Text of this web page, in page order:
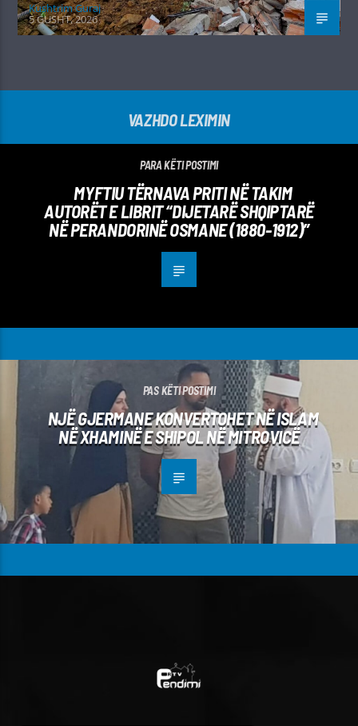
Kushtrim Guraj
5 GUSHT, 2026
VAZHDO LEXIMIN
PARA KËTI POSTIMI
MYFTIU TËRNAVA PRITI NË TAKIM
AUTORËT E LIBRIT “DIJETARË SHQIPTARË
NË PERANDORINË OSMANE (1880-1912)”
PAS KËTI POSTIMI
NJË GJERMANE KONVERTOHET NË ISLAM
NË XHAMINË E SHIPOL NË MITROVICË